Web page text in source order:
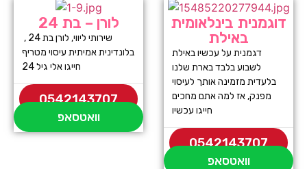
לורן – בת 24
בלונדינית אמיתית עיסוי מטריף
חייגו אלי גיל 24
0542143707
וואטסאפ
דוגמנית בינלאומית
באילת
דגמנית על עכשיו באילת
לשבוע בלבד בארת שלנו
בלעדית מזמינה אותך לעיסוי
מפנק, אז למה אתם מחכים
חייגו עכשיו
0542143707
וואטסאפ